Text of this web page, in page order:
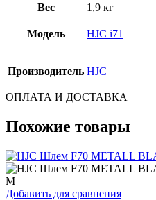
Вес
1,9 кг
Модель HJC i71
Производитель HJC
ОПЛАТА И ДОСТАВКА
Похожие товары
M
Добавить для сравнения